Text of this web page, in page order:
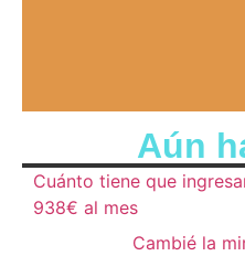
Aún
Cuánto tiene que
938€ al mes
Cambié la